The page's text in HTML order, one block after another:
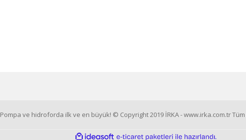
Pompa ve hidroforda ilk ve en büyük! © Copyright 2019 İRKA - www.irka.com.tr Tüm
ideasoft e-